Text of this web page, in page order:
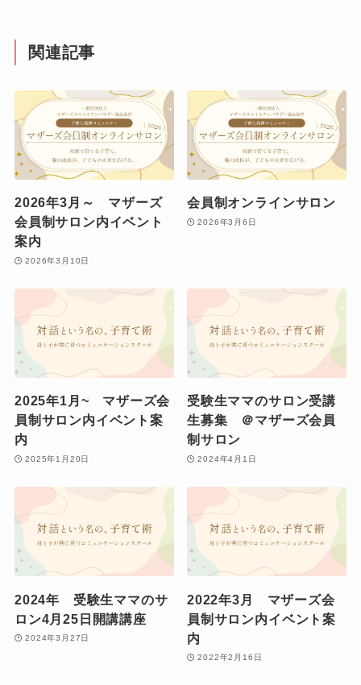
関連記事
2026年3月～ マザーズ
会員制サロン内イベント
案内
2026年3月10日
会員制オンラインサロン
2026年3月6日
2025年1月~ マザーズ会
員制サロン内イベント案
内
2025年1月20日
受験生ママのサロン受講
生募集 ＠マザーズ会員
制サロン
2024年4月1日
2024年 受験生ママのサ
ロン4月25日開講講座
2024年3月27日
2022年3月 マザーズ会
員制サロン内イベント案
内
2022年2月16日